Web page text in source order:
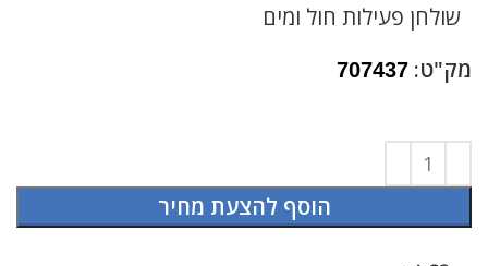
שולחן פעילות חול ומים
מק"ט: 707437
הוסף להצעת מחיר